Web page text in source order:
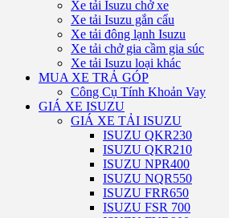
Xe tải Isuzu chở xe
Xe tải Isuzu gắn cẩu
Xe tải đông lạnh Isuzu
Xe tải chở gia cầm gia súc
Xe tải Isuzu loại khác
MUA XE TRẢ GÓP
Công Cụ Tính Khoản Vay
GIÁ XE ISUZU
GIÁ XE TẢI ISUZU
ISUZU QKR230
ISUZU QKR210
ISUZU NPR400
ISUZU NQR550
ISUZU FRR650
ISUZU FSR 700